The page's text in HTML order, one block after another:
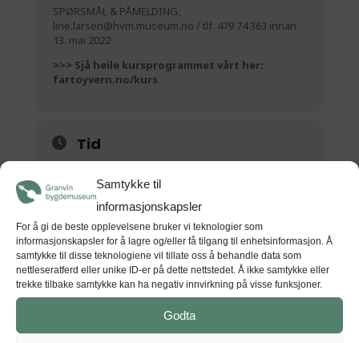
Samtykke til
informasjonskapsler
For å gi de beste opplevelsene bruker vi teknologier som
informasjonskapsler for å lagre og/eller få tilgang til enhetsinformasjon. Å
samtykke til disse teknologiene vil tillate oss å behandle data som
nettleseratferd eller unike ID-er på dette nettstedet. Å ikke samtykke eller
trekke tilbake samtykke kan ha negativ innvirkning på visse funksjoner.
Godta
SPØRSMÅL & PÅMELDING:
line.larsen@hvm.museum.no / tlf. 479 74 363 innan
13. mai 2022
>>> Sjå heile kursprogrammet vårt her:
fartoyvern.no/kurs
Tid
(GMT+00:00)
STAD
Hardanger fartøyvernsenter
Sandvenvegen 50, 5600 Norheimsund